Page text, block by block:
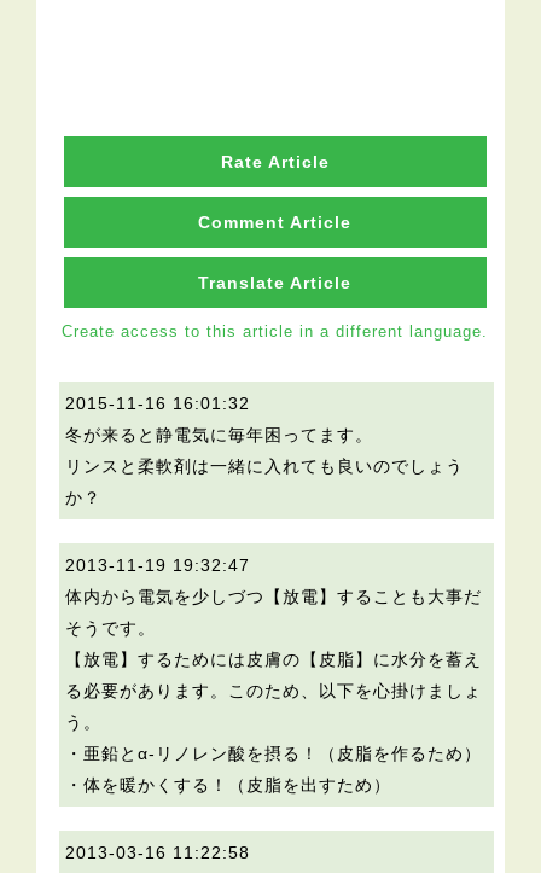
Rate Article
Comment Article
Translate Article
Create access to this article in a different language.
2015-11-16 16:01:32
冬が来ると静電気に毎年困ってます。
リンスと柔軟剤は一緒に入れても良いのでしょう
か？
2013-11-19 19:32:47
体内から電気を少しづつ【放電】することも大事だ
そうです。
【放電】するためには皮膚の【皮脂】に水分を蓄え
る必要があります。このため、以下を心掛けましょ
う。
・亜鉛とα-リノレン酸を摂る！（皮脂を作るため）
・体を暖かくする！（皮脂を出すため）
2013-03-16 11:22:58